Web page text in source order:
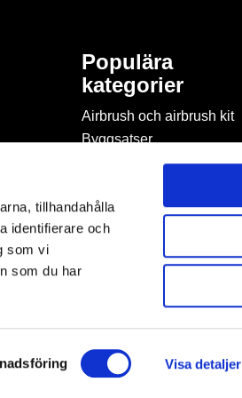
tillhandahålla
identifierare och
som vi
som du har
Visa detaljer
Populära
kategorier
Airbrush och airbrush kit
Byggsatser
Böcker & tidningar om
Byggmaterial
Figurspel